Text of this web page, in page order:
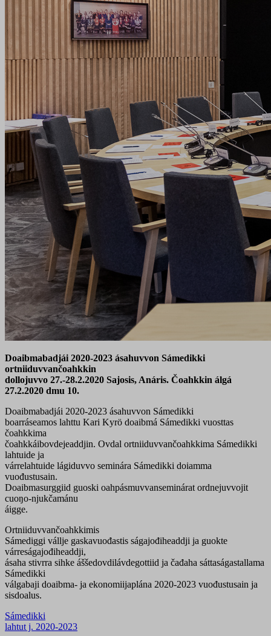
Doaibmabadjái 2020-2023 ásahuvvon Sámedikki
ortniiduvvančoahkkin
dollojuvvo 27.-28.2.2020 Sajosis, Anáris. Čoahkkin álgá
27.2.2020 dmu 10.
Doaibmabadjái 2020-2023 ásahuvvon Sámedikki
boarráseamos lahttu Kari Kyrö doaibmá Sámedikki vuosttas
čoahkkima
čoahkkáibovdejeaddjin. Ovdal ortniiduvvančoahkkima Sámedikki
lahtuide ja
várrelahtuide lágiduvvo seminára Sámedikki doiamma
vuođustusain.
Doaibmasurggiid guoski oahpásmuvvanseminárat ordnejuvvojit
cuoŋo-njukčamánu
áigge.
Ortniiduvvančoahkkimis
Sámediggi vállje gaskavuođastis ságajođiheaddji ja guokte
várreságajođiheaddji,
ásaha stivrra sihke áššedovdilávdegottiid ja čađaha sáttaságastallama
Sámedikki
válgabaji doaibma- ja ekonomiijaplána 2020-2023 vuođustusain ja
sisdoalus.
Sámedikki
lahtut j. 2020-2023